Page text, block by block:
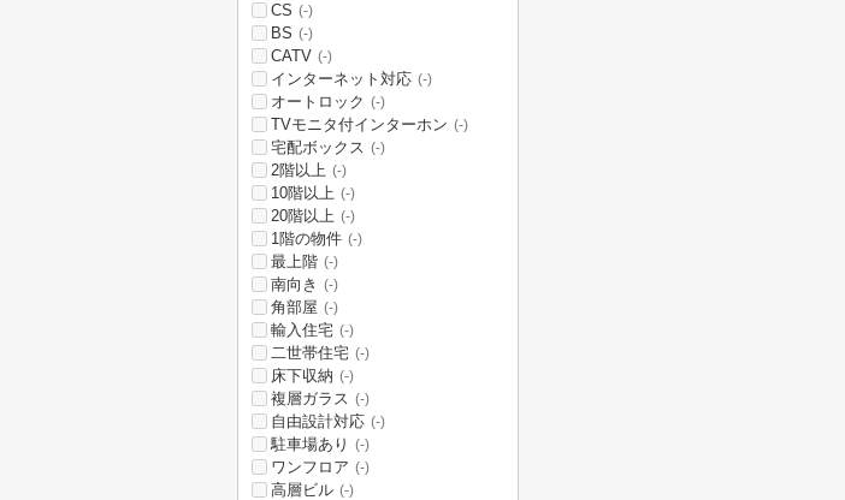
CS (-)
BS (-)
CATV (-)
インターネット対応 (-)
オートロック (-)
TVモニタ付インターホン (-)
宅配ボックス (-)
2階以上 (-)
10階以上 (-)
20階以上 (-)
1階の物件 (-)
最上階 (-)
南向き (-)
角部屋 (-)
輸入住宅 (-)
二世帯住宅 (-)
床下収納 (-)
複層ガラス (-)
自由設計対応 (-)
駐車場あり (-)
ワンフロア (-)
高層ビル (-)